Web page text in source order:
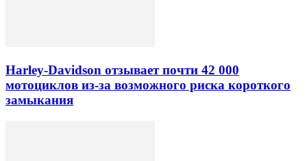
Harley-Davidson отзывает почти 42 000
мотоциклов из-за возможного риска короткого
замыкания